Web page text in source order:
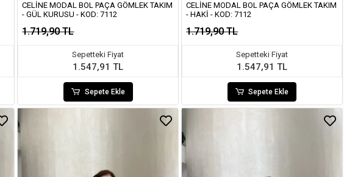
CELINE MODAL BOL PAÇA GÖMLEK TAKIM
- GÜL KURUSU - KOD: 7112
1.719,90 TL
Sepetteki Fiyat
1.547,91 TL
Sepete Ekle
CELINE MODAL BOL PAÇA GÖMLEK TAKIM
- HAKI - KOD: 7112
1.719,90 TL
Sepetteki Fiyat
1.547,91 TL
Sepete Ekle